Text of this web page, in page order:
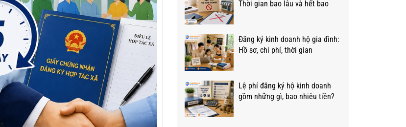
Thời gian bao lâu và hết bao
Đăng ký kinh doanh hộ gia đình:
Hồ sơ, chi phí, thời gian
Lệ phí đăng ký hộ kinh doanh
gồm những gì, bao nhiêu tiền?